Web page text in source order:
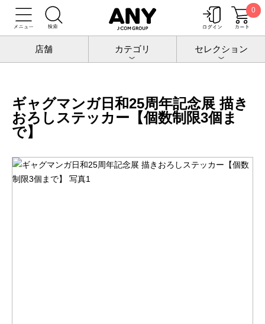
0
店舗 カテゴリ セレクション
トップ
増田こうすけ劇場 ギャグマンガ日和25周年記念展
グッズ
ギャグマンガ日和25周年記念展 描きおろしステッカー【個数制限3個まで】
ギャグマンガ日和25周年記念展 描き
おろしステッカー【個数制限3個ま
で】